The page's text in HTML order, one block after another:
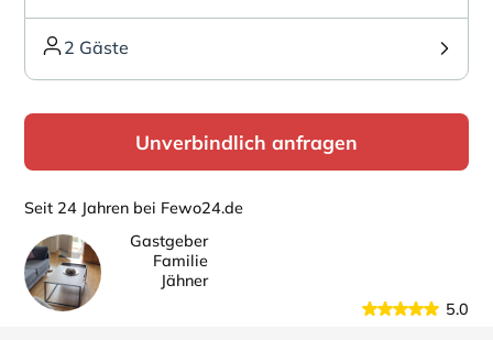
2 Gäste
Unverbindlich anfragen
Seit 24 Jahren bei Fewo24.de
Gastgeber
Familie
Jähner
5.0